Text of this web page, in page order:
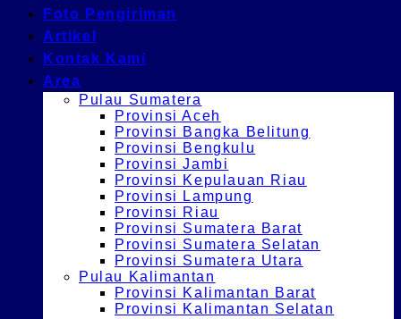
Foto Pengiriman
Artikel
Kontak Kami
Area
Pulau Sumatera
Provinsi Aceh
Provinsi Bangka Belitung
Provinsi Bengkulu
Provinsi Jambi
Provinsi Kepulauan Riau
Provinsi Lampung
Provinsi Riau
Provinsi Sumatera Barat
Provinsi Sumatera Selatan
Provinsi Sumatera Utara
Pulau Kalimantan
Provinsi Kalimantan Barat
Provinsi Kalimantan Selatan